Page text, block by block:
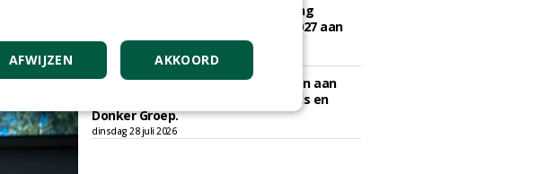
Gemeente Woerden gunt uitvoering
boomvervangingsopgave 2026 - 2027 aan
Wallaard Groen.
vrijdag 31 juli 2026
SED Organisatie gunt inboet bomen aan
Peter Mul Boomverzorging, Krinkels en
Donker Groep.
dinsdag 28 juli 2026
AKKOORD
AFWIJZEN